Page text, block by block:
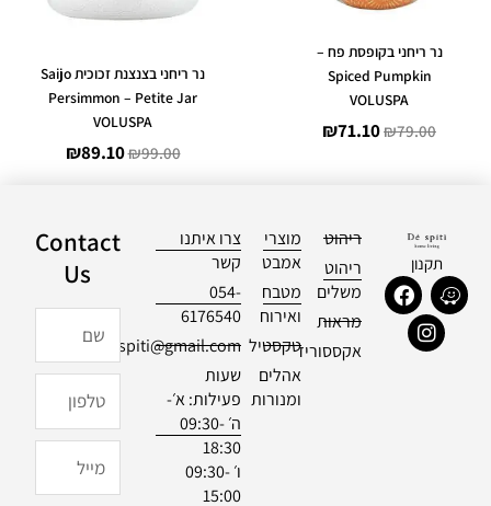
נר ריחני בקופסת פח –
Spiced Pumpkin
VOLUSPA
₪79.00
₪71.10
נר ריחני בצנצנת זכוכית Saijo
Persimmon – Petite Jar
VOLUSPA
₪99.00
₪89.10
תקנון
W
a
z
e
F
a n
s
t
ריהוט
ריהוט
משלים
מראות
אקססוריז
מוצרי
אמבט
מטבח
ואירוח
טקסטיל
אהלים
ומנורות
צרו איתנו
קשר
054-
6176540
officialdespiti@gmail.com
שעות
פעילות: א׳-
ה׳ 09:30-
18:30
ו׳ 09:30-
15:00
Contact
Us